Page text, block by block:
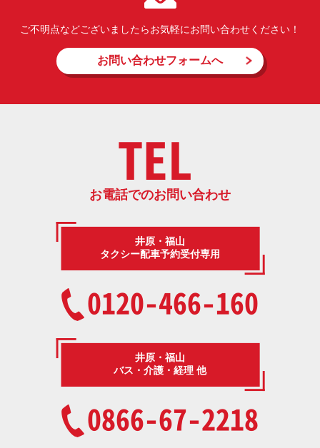
ご不明点などございましたらお気軽にお問い合わせください！
お問い合わせフォームへ
TEL
お電話でのお問い合わせ
井原・福山
タクシー配車予約受付専用
0120-466-160
井原・福山
バス・介護・経理 他
0866-67-2218